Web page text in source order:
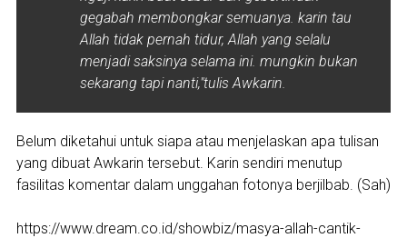
gegabah membongkar semuanya. karin tau
Allah tidak pernah tidur, Allah yang selalu
menjadi saksinya selama ini. mungkin bukan
sekarang tapi nanti,"tulis Awkarin.
Belum diketahui untuk siapa atau menjelaskan apa tulisan
yang dibuat Awkarin tersebut. Karin sendiri menutup
fasilitas komentar dalam unggahan fotonya berjilbab. (Sah)
https://www.dream.co.id/showbiz/masya-allah-cantik-